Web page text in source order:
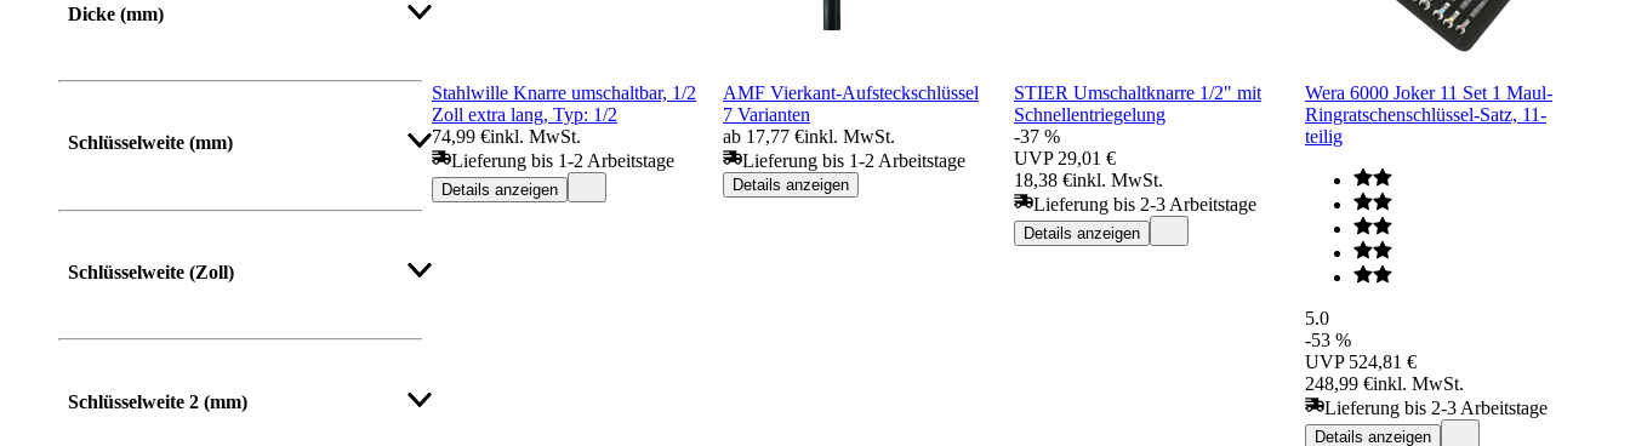
Dicke (mm)
Schlüsselweite (mm)
Schlüsselweite (Zoll)
Schlüsselweite 2 (mm)
Stahlwille Knarre umschaltbar, 1/2
Zoll extra lang, Typ: 1/2
74,99 €inkl. MwSt.
Lieferung bis 1-2 Arbeitstage
Details anzeigen
AMF Vierkant-Aufsteckschlüssel
7 Varianten
ab 17,77 €inkl. MwSt.
Lieferung bis 1-2 Arbeitstage
Details anzeigen
STIER Umschaltknarre 1/2" mit
Schnellentriegelung
-37 %
UVP 29,01 €
18,38 €inkl. MwSt.
Lieferung bis 2-3 Arbeitstage
Details anzeigen
Wera 6000 Joker 11 Set 1 Maul-
Ringratschenschlüssel-Satz, 11-
teilig
5.0
-53 %
UVP 524,81 €
248,99 €inkl. MwSt.
Lieferung bis 2-3 Arbeitstage
Details anzeigen